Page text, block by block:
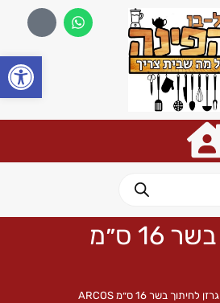
גרזן לחיתוך בשר 16 ס״מ
גרזן לחיתוך בשר 16 ס״מ ARCOS